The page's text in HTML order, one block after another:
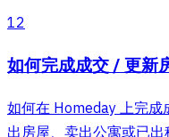
12
如何完成成交 / 更新
如何在 Homeday 上完